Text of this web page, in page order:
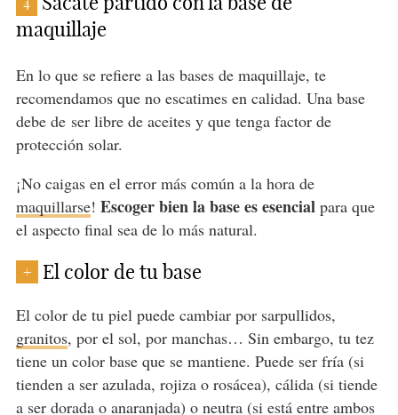
maquillaje
En lo que se refiere a las bases de maquillaje, te
recomendamos que no escatimes en calidad. Una base
debe de ser libre de aceites y que tenga factor de
protección solar.
¡No caigas en el error más común a la hora de
maquillarse! Escoger bien la base es esencialpara que
el aspecto final sea de lo más natural.
+ El color de tu base
El color de tu piel puede cambiar por sarpullidos,
granitos, por el sol, por manchas… Sin embargo, tu tez
tiene un color base que se mantiene. Puede ser fría (si
tienden a ser azulada, rojiza o rosácea), cálida (si tiende
a ser dorada o anaranjada) o neutra (si está entre ambos